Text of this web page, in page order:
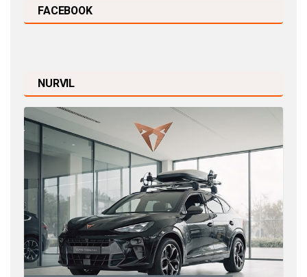
FACEBOOK
NURVIL